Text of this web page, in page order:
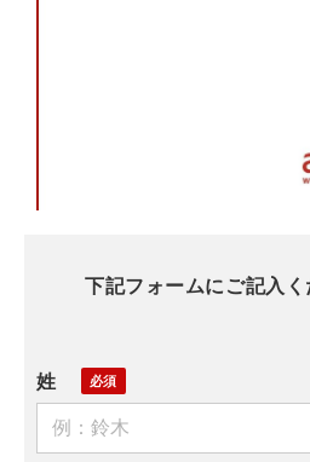
下記フォームにご記入く
姓